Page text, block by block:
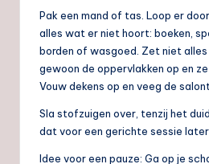
Pak een mand of tas. Loop er
alles wat er niet hoort: boeken,
borden of wasgoed. Zet niet alles
gewoon de oppervlakken op en
Vouw dekens op en veeg de
Sla stofzuigen over, tenzij het
dat voor een gerichte sessie later.
Idee voor een pauze: Ga op je